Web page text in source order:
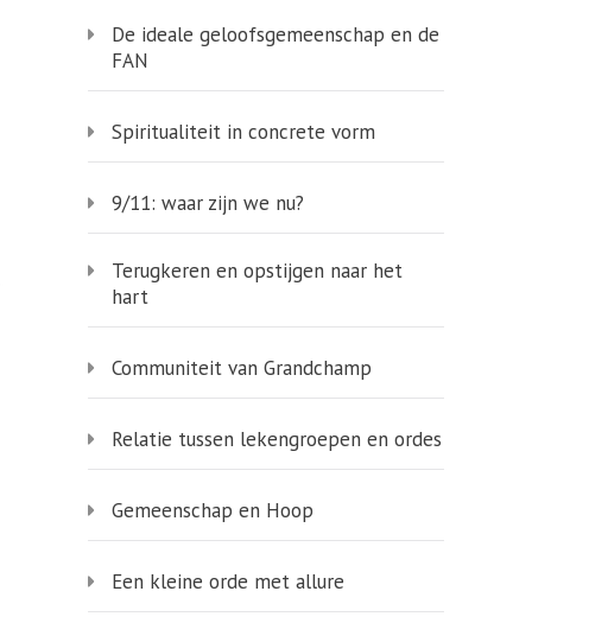
De ideale geloofsgemeenschap en de
FAN
Spiritualiteit in concrete vorm
9/11: waar zijn we nu?
Terugkeren en opstijgen naar het
hart
Communiteit van Grandchamp
Relatie tussen lekengroepen en ordes
Gemeenschap en Hoop
Een kleine orde met allure